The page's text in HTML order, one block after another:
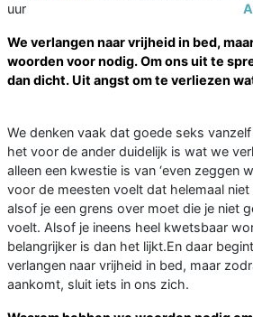
uur
We verlangen naar vrijheid in bed,
woorden voor nodig. Om ons uit te
dan dicht. Uit angst om te verliezen
We denken vaak dat goede seks
het voor de ander duidelijk is wat we
alleen een kwestie is van ‘even zeggen
voor de meesten voelt dat helemaal
alsof je een grens over moet die je niet
voelt. Alsof je ineens heel kwetsbaar
belangrijker is dan het lijkt.En daar
verlangen naar vrijheid in bed, maar
aankomt, sluit iets in ons zich.